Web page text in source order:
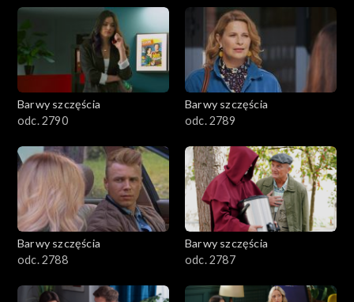
1501–1600
1401–1500
1301–1400
1101–1200
1001–1100
901–1000
801–900
Barwy szczęścia
odc. 2790
Barwy szczęścia
odc. 2789
Barwy szczęścia
odc. 2788
Barwy szczęścia
odc. 2787